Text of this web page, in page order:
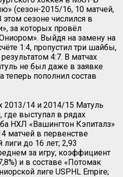
(сезон-2015/16, 10 матчей,
сезоне числился в
за которых провёл
Выйдя на замену на
1:4, пропустил три шайбы,
4:7. В матчах
не был даже в заявке
теперь пополнил состав
2013/14 и 2014/15 Матуль
где выступал в рядах
НХЛ «Вашингтон Кэпиталз»
матчей в первенстве
до 16 лет; 2,93
за игру; коэффициент
и в составе «Потомак
лиге USPHL Empire;